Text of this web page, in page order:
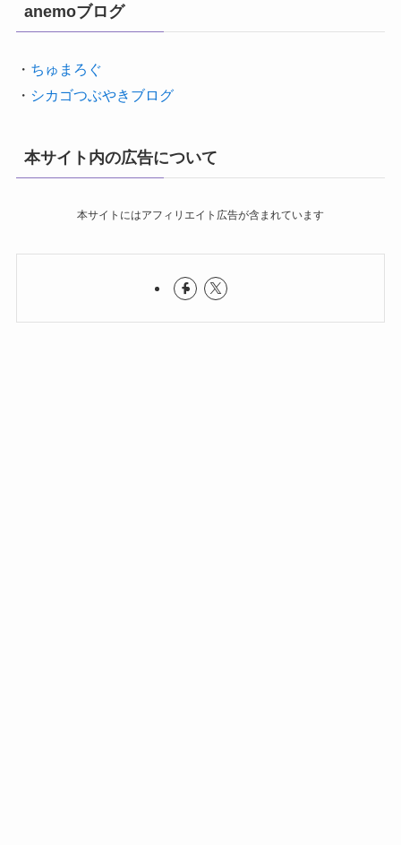
anemoブログ
・ ちゅまろぐ
・ シカゴつぶやきブログ
本サイト内の広告について
本サイトにはアフィリエイト広告が含まれています